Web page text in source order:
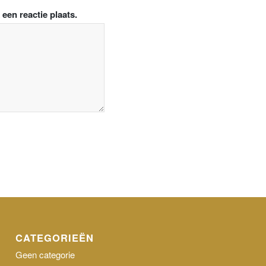
reactie plaats.
CATEGORIEËN
Geen categorie